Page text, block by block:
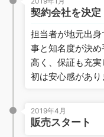
契約会社を決定
担当者が地元出
事と知名度が決
高く、保証も充
初は安心感があり
2019年4月
販売スタート